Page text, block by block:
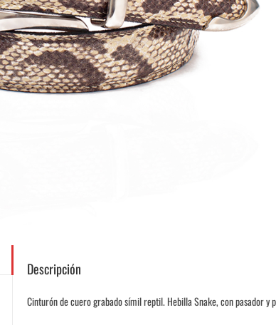
Descripción
Cinturón de cuero grabado símil reptil. Hebilla Snake, con pasador y